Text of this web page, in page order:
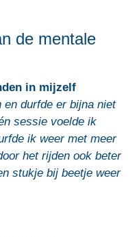
de mentale
in mijzelf
en durfde er bijna niet
sessie voelde ik
ik weer metmeer
het rijden ook beter
stukje bij beetje weer